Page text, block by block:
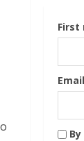
First
Email
By